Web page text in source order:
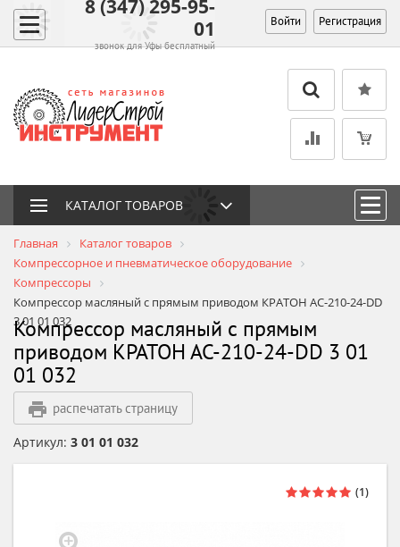
8 (347) 295-95-
01
звонок для Уфы бесплатный
Войти Регистрация
КАТАЛОГ ТОВАРОВ
Главная
Каталог товаров
Компрессорное и пневматическое оборудование
Компрессоры
Компрессор масляный с прямым приводом КРАТОН АС-210-24-DD
3 01 01 032
Компрессор масляный с прямым
приводом КРАТОН АС-210-24-DD 3 01
01 032
распечатать страницу
Артикул: 3 01 01 032